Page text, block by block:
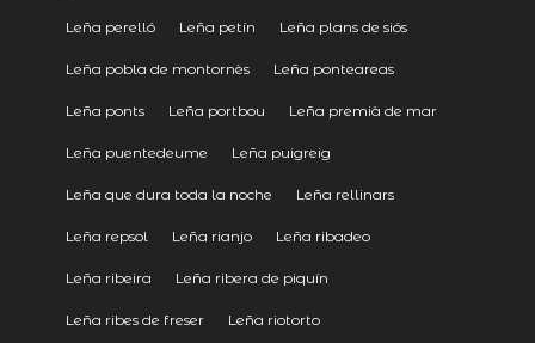
Leña perelló Leña petín Leña plans de siós
Leña pobla de montornès Leña ponteareas
Leña ponts Leña portbou Leña premià de mar
Leña puentedeume Leña puigreig
Leña que dura toda la noche Leña rellinars
Leña repsol Leña rianjo Leña ribadeo
Leña ribeira Leña ribera de piquín
Leña ribes de freser Leña riotorto